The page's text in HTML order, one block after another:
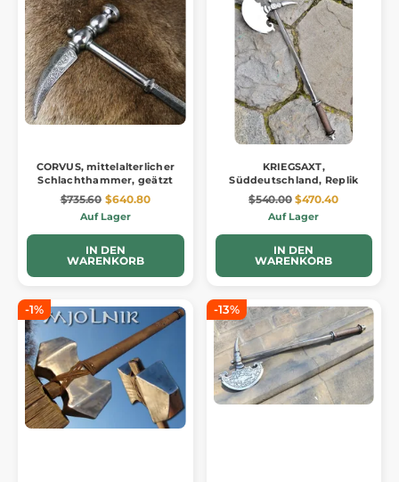
CORVUS, mittelalterlicher
Schlachthammer, geätzt
$735.60 $640.80
Auf Lager
IN DEN
WARENKORB
KRIEGSAXT,
Süddeutschland, Replik
$540.00 $470.40
Auf Lager
IN DEN
WARENKORB
-1% -13%